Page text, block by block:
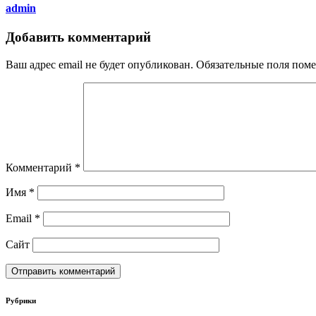
admin
Добавить комментарий
Ваш адрес email не будет опубликован. Обязательные поля
Комментарий *
Имя *
Email *
Сайт
Рубрики